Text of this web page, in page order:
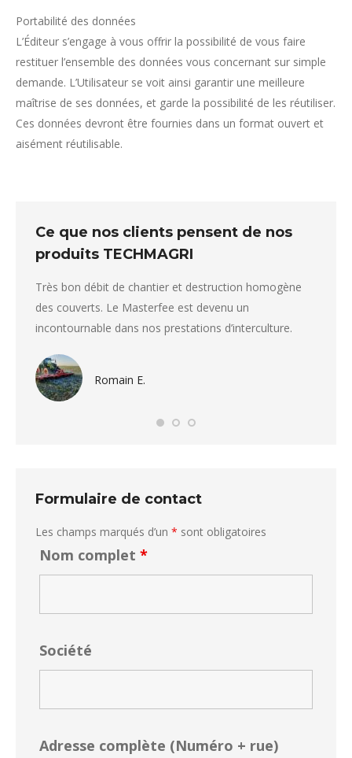
Portabilité des données
L’Éditeur s’engage à vous offrir la possibilité de vous faire
restituer l’ensemble des données vous concernant sur simple
demande. L’Utilisateur se voit ainsi garantir une meilleure
maîtrise de ses données, et garde la possibilité de les réutiliser.
Ces données devront être fournies dans un format ouvert et
aisément réutilisable.
Ce que nos clients pensent de nos
produits TECHMAGRI
Très bon débit de chantier et destruction homogène
des couverts. Le Masterfee est devenu un
incontournable dans nos prestations d’interculture.
Romain E.
Formulaire de contact
Les champs marqués d’un * sont obligatoires
Nom complet *
Société
Adresse complète (Numéro + rue)